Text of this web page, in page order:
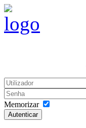
Memorizar
Autenticar